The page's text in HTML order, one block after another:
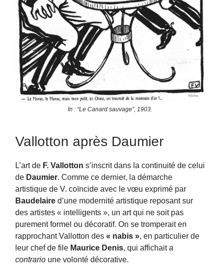
In : “Le Canard sauvage”, 1903.
Vallotton après Daumier
L’art de F. Vallotton s’inscrit dans la continuité de celui
de Daumier. Comme ce dernier, la démarche
artistique de V. coïncide avec le vœu exprimé par
Baudelaire d’une modernité artistique reposant sur
des artistes « intelligents », un art qui ne soit pas
purement formel ou décoratif. On se tromperait en
rapprochant Vallotton des « nabis », en particulier de
leur chef de file Maurice Denis, qui affichaita
contrario une volonté décorative.